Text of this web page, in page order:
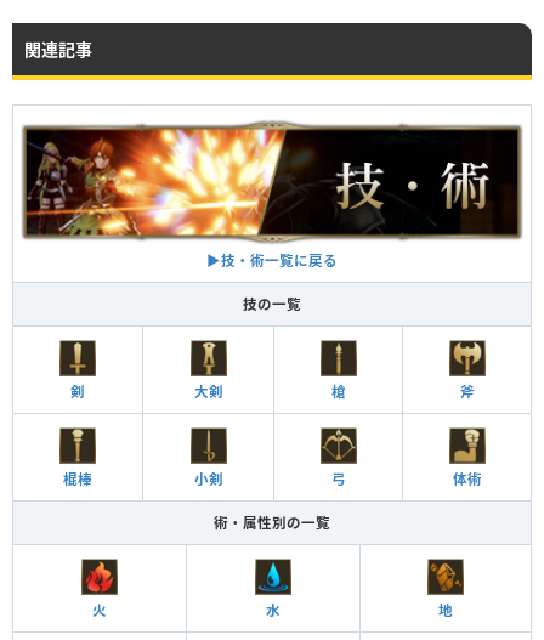
関連記事
▶︎技・術一覧に戻る
技の一覧
剣 大剣 槍 斧
棍棒 小剣 弓 体術
術・属性別の一覧
火 水 地